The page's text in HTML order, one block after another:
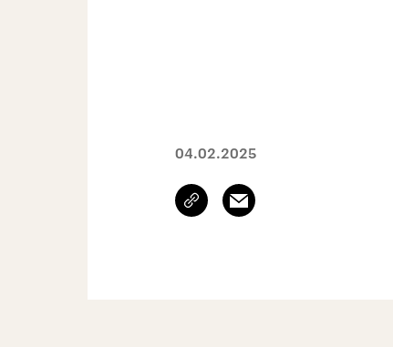
04.02.2025
Link
kopieren/teilen
Email